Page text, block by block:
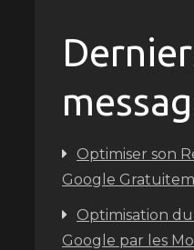
Optimiser son
Google
Optimisation
Google par les